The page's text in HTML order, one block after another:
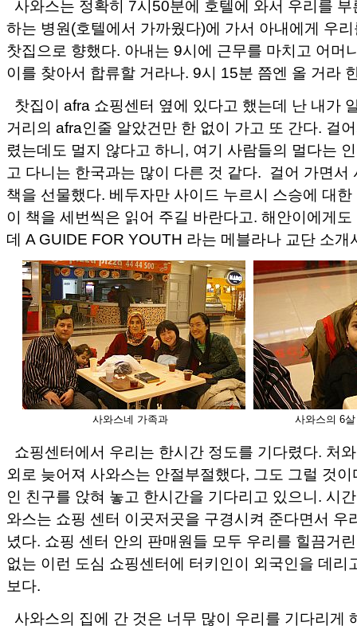
사와스는 정확히 7시50분에 호텔에 와서 우리를
하는 병원(호텔에서 가까웠다)에 가서 아내에게 우
찻집으로 향했다. 아내는 9시에 근무를 마치고 어머
이를 찾아서 합류할 거라나. 9시 15분 쯤엔 올 거라
찻집이 afra 쇼핑센터 옆에 있다고 했는데 난 내가
거리의 afra인줄 알았건만 한 없이 가고 또 간다. 걸
렸는데도 멀지 않다고 하니, 여기 사람들의 멀다는
고 다니는 한국과는 많이 다른 것 같다. 걸어 가면서
책을 선물했다. 베두자만 사이드 누르시 스승에 대
이 책을 세번씩은 읽어 주길 바란다고. 해안이에게
데 A GUIDE FOR YOUTH 라는 메블라나 교단 소개
사와스네 가족과 사와스의 6
쇼핑센터에서 우리는 한시간 정도를 기다렸다. 처
외로 늦어져 사와스는 안절부절했다, 그도 그럴 것
인 친구를 앉혀 놓고 한시간을 기다리고 있으니. 시
와스는 쇼핑 센터 이곳저곳을 구경시켜 준다면서 우
녔다. 쇼핑 센터 안의 판매원들 모두 우리를 힐끔거
없는 이런 도심 쇼핑센터에 터키인이 외국인을 데리
보다.
사와스의 집에 간 것은 너무 많이 우리를 기다리게